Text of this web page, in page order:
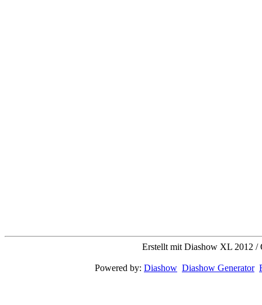
Erstellt mit Diashow XL 2012
Powered by: Diashow Diashow Generator